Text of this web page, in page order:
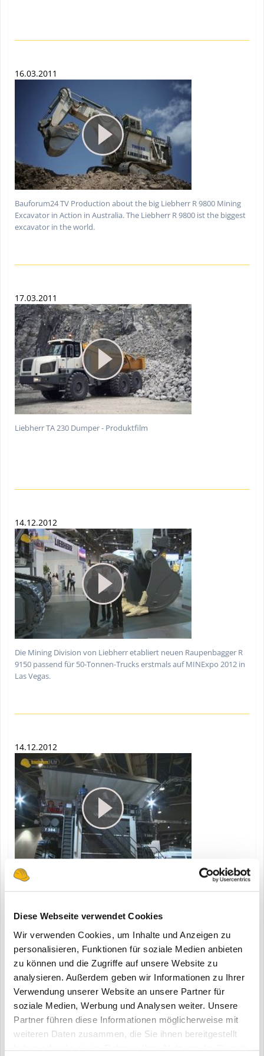
Diese Webseite verwendet Cookies
Wir verwenden Cookies, um Inhalte und Anzeigen zu
personalisieren, Funktionen für soziale Medien anbieten
zu können und die Zugriffe auf unsere Website zu
analysieren. Außerdem geben wir Informationen zu Ihrer
Verwendung unserer Website an unsere Partner für
soziale Medien, Werbung und Analysen weiter. Unsere
Partner führen diese Informationen möglicherweise mit
weiteren Daten zusammen, die Sie ihnen bereitgestellt
16.03.2011
Bauforum24 TV Production about the big Liebherr R 9800 Mining
Excavator in Action in Australia. The Liebherr R 9800 ist the biggest
excavator in the world.
17.03.2011
Liebherr TA 230 Dumper - Produktfilm
14.12.2012
Die Mining Division von Liebherr etabliert neuen Raupenbagger R
9150 passend für 50-Tonnen-Trucks erstmals auf MINExpo 2012 in
Las Vegas.
14.12.2012
Liebherr präsentiert mit dem T 284 in Las Vegas den Nachfolger
des T282 C in der Reihe der „Ultra Class“ Trucks für die
14.12.2012